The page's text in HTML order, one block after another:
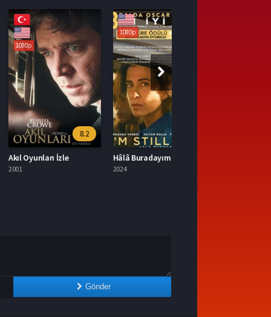
8.2
İzle
1080p
8.2
Hâlâ Buradayım Filmi İzle
Gönder